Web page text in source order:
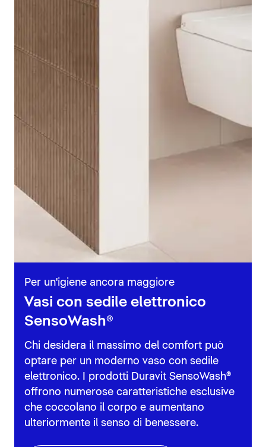
Per un'igiene ancora maggiore
Vasi con sedile elettronico
SensoWash®
Chi desidera il massimo del comfort può
optare per un moderno vaso con sedile
elettronico. I prodotti Duravit SensoWash®
offrono numerose caratteristiche esclusive
che coccolano il corpo e aumentano
ulteriormente il senso di benessere.